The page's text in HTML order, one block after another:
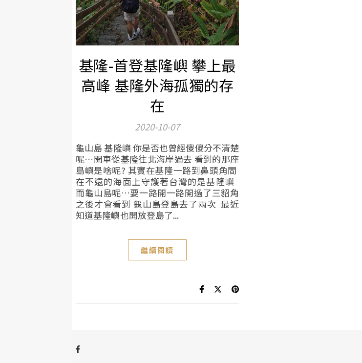
基隆-首登基隆嶼 攀上最
高峰 基隆外海孤獨的存
在
2020-10-07
龜山島 基隆嶼 你是否也曾經傻傻分不清楚
呢…開車從基隆往北海岸過去 看到的那座
島嶼是啥呢? 其實在基隆一路到鼻頭角間
在不遠的海面上守護著台灣的是基隆嶼
而龜山島呢…要一路開一路開過了三貂角
之後才會看到 龜山島登島去了兩次 最近
知道基隆嶼也開放登島了...
繼續閱讀